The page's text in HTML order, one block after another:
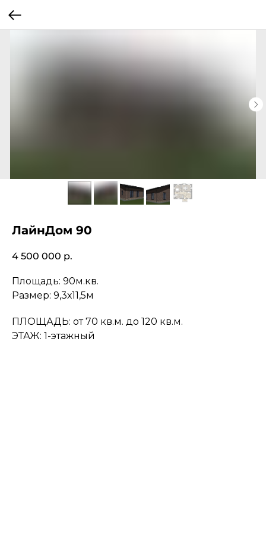
ЛайнДом 90
4 500 000 р.
Площадь: 90м.кв.
Размер: 9,3х11,5м
ПЛОЩАДЬ: от 70 кв.м. до 120 кв.м.
ЭТАЖ: 1-этажный